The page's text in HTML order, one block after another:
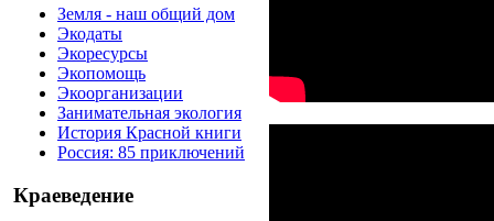
Земля - наш общий дом
Экодаты
Экоресурсы
Экопомощь
Экоорганизации
Занимательная экология
История Красной книги
Россия: 85 приключений
Краеведение